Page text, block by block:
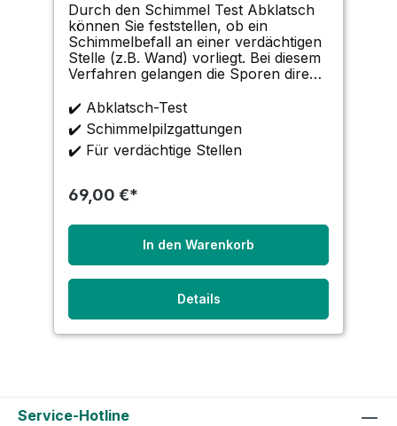
Durch den Schimmel Test Abklatsch
können Sie feststellen, ob ein
Schimmelbefall an einer verdächtigen
Stelle (z.B. Wand) vorliegt. Bei diesem
Verfahren gelangen die Sporen direkt
wodurch eine genaue Zuordnung des
Befalls möglich ist. Das Verfahren
eignet sich
✔️ Abklatsch-Test
✔️ Schimmelpilzgattungen
✔️ Für verdächtige Stellen
69,00 €*
In den Warenkorb
Details
Service-Hotline